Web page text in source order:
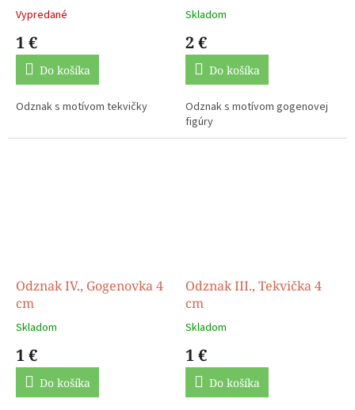
Vypredané
1 €
Do košíka
Odznak s motívom tekvičky
Skladom
2 €
Do košíka
Odznak s motívom gogenovej
figúry
Odznak IV., Gogenovka 4
cm
Skladom
1 €
Do košíka
Odznak III., Tekvička 4
cm
Skladom
1 €
Do košíka